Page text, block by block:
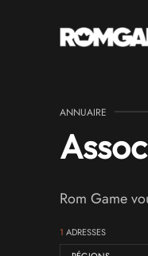
ANNUAIRE
Rom Game
1 ADRESSES